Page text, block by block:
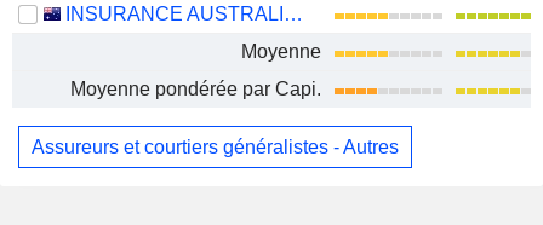
INSURANCE AUSTRALIA GROUP LIMITED
Moyenne
Moyenne pondérée par Capi.
Assureurs et courtiers généralistes - Autres